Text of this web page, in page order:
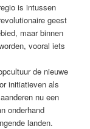
is intussen
geest
maar binnen
vooral iets
de nieuwe
initiatieven als
nu een
onderhand
landen.